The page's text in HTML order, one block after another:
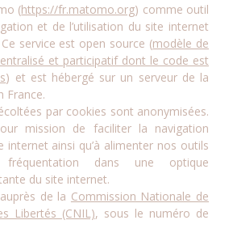
(https://fr.matomo.org) comme outil
et de l’utilisation du site internet
service est open source (modèle de
et participatif dont le code est
) et est hébergé sur un serveur de la
France.
par cookies sont anonymisées.
mission de faciliter la navigation
internet ainsi qu’à alimenter nos outils
dans une optique
du site internet.
de la Commission Nationale de
Libertés (CNIL), sous le numéro de